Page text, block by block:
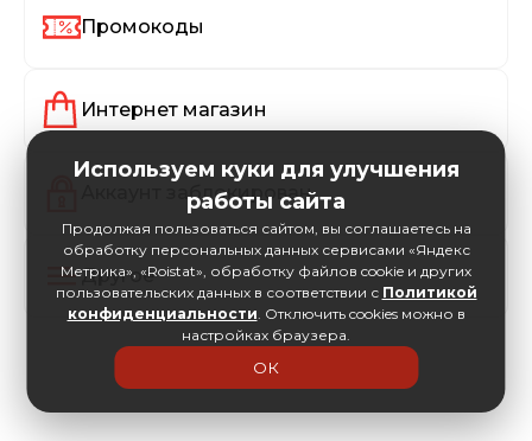
Промокоды
Интернет магазин
Аккаунт заблокирован
Другое
Используем куки для улучшения
работы сайта
Продолжая пользоваться сайтом, вы соглашаетесь на
обработку персональных данных сервисами «Яндекс
Метрика», «Roistat», обработку файлов cookie и других
пользовательских данных в соответствии с Политикой
конфиденциальности. Отключить cookies можно в
настройках браузера.
ОК